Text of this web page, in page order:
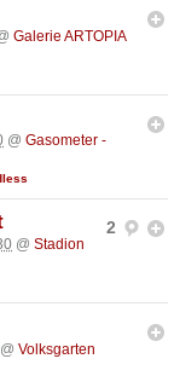
Galerie ARTOPIA
@ Gasometer -
2
@ Stadion
@ Volksgarten